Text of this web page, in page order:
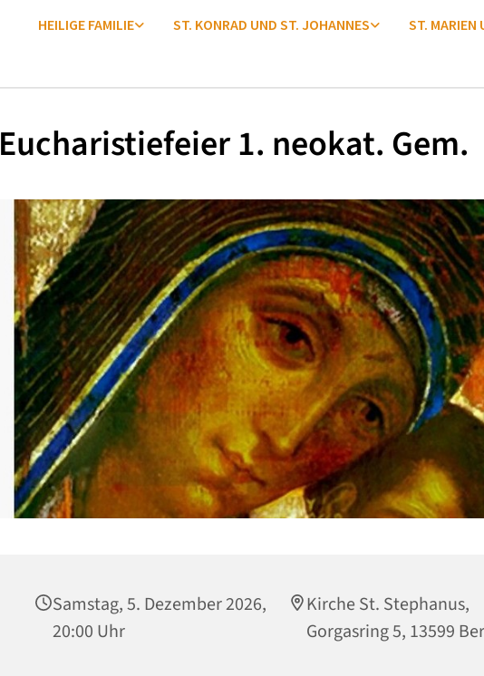
HEILIGE FAMILIE ST. KONRAD UND ST. JOHANNES ST. MARIEN
Eucharistiefeier 1. neokat. Gem.
Samstag, 5. Dezember 2026,
20:00 Uhr
Kirche St. Stephanus,
Gorgasring 5, 13599